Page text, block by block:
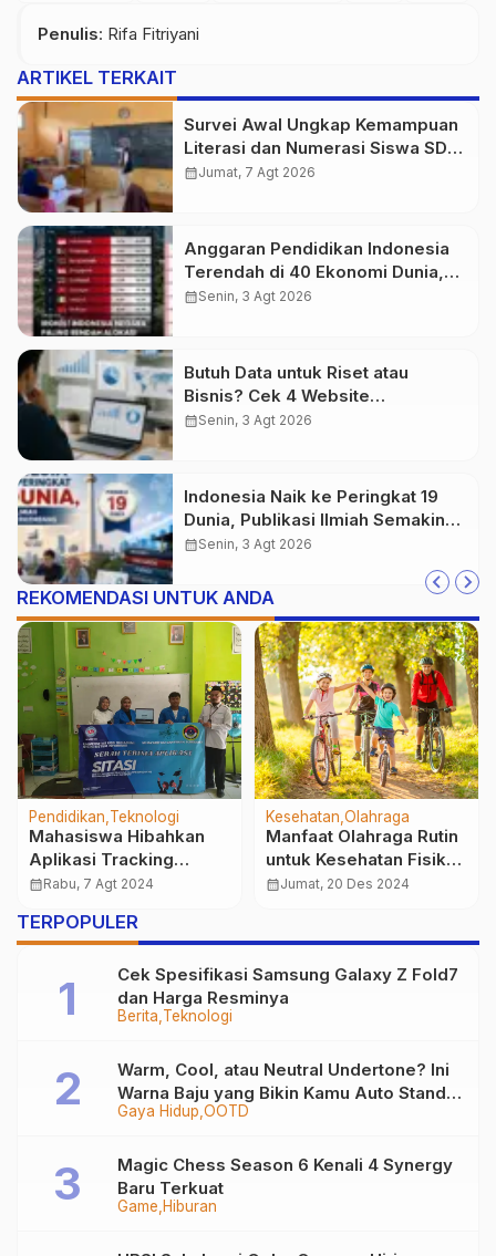
Penulis: Rifa Fitriyani
ARTIKEL TERKAIT
Survei Awal Ungkap Kemampuan
Literasi dan Numerasi Siswa SDN
Simpenan
calendar_monthJumat, 7 Agt 2026
Anggaran Pendidikan Indonesia
Terendah di 40 Ekonomi Dunia,
Tantangan Akses Pendidikan
calendar_monthSenin, 3 Agt 2026
Butuh Data untuk Riset atau
Bisnis? Cek 4 Website
Terpercaya Ini
calendar_monthSenin, 3 Agt 2026
Indonesia Naik ke Peringkat 19
Dunia, Publikasi Ilmiah Semakin
Berkembang
calendar_monthSenin, 3 Agt 2026
REKOMENDASI UNTUK ANDA
Berita Olahraga
Timnas Voli Putri U-21
Indonesia Gagal Raih
Kemenangan atas
Dunia
calendar_monthSenin, 11 Agt 2025
Berita Pendidikan
20 Siswa Sukabumi
Bersiap Hadapi Babak
Final Olimpiade
calendar_monthSabtu, 1 Feb 2025
TERPOPULER
Berita Teknologi
Cek Spesifikasi Samsung Galaxy Z Fold7
dan Harga Resminya
Gaya Hidup OOTD
Warm, Cool, atau Neutral Undertone? Ini
Warna Baju yang Bikin Kamu Auto Stand
Out
Game Hiburan
Magic Chess Season 6 Kenali 4 Synergy
Baru Terkuat